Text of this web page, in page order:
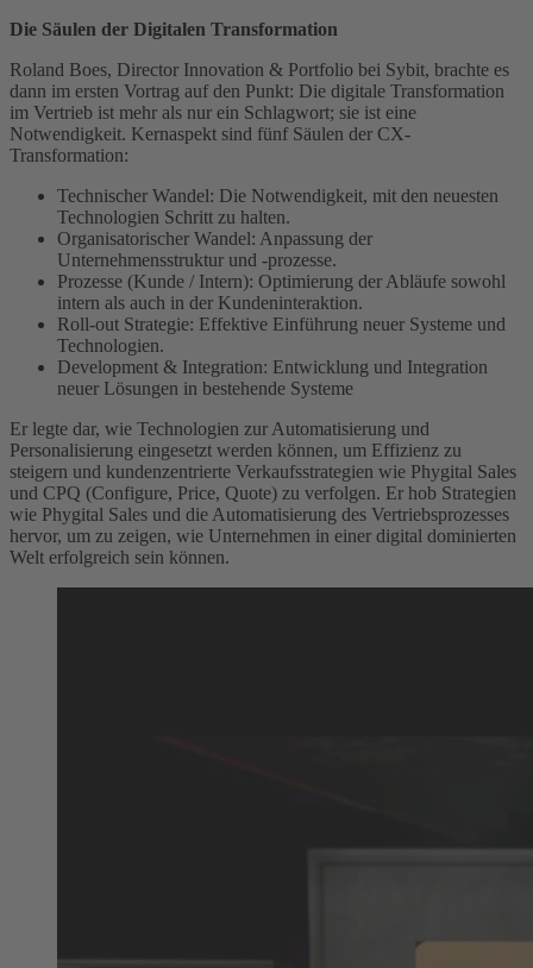
Die Säulen der Digitalen Transformation
Roland Boes, Director Innovation & Portfolio bei Sybit, brachte es
dann im ersten Vortrag auf den Punkt: Die digitale Transformation
im Vertrieb ist mehr als nur ein Schlagwort; sie ist eine
Notwendigkeit. Kernaspekt sind fünf Säulen der CX-
Transformation:
Technischer Wandel: Die Notwendigkeit, mit den neuesten
Technologien Schritt zu halten.
Organisatorischer Wandel: Anpassung der
Unternehmensstruktur und -prozesse.
Prozesse (Kunde / Intern): Optimierung der Abläufe sowohl
intern als auch in der Kundeninteraktion.
Roll-out Strategie: Effektive Einführung neuer Systeme und
Technologien.
Development & Integration: Entwicklung und Integration
neuer Lösungen in bestehende Systeme
Er legte dar, wie Technologien zur Automatisierung und
Personalisierung eingesetzt werden können, um Effizienz zu
steigern und kundenzentrierte Verkaufsstrategien wie Phygital Sales
und CPQ (Configure, Price, Quote) zu verfolgen. Er hob Strategien
wie Phygital Sales und die Automatisierung des Vertriebsprozesses
hervor, um zu zeigen, wie Unternehmen in einer digital dominierten
Welt erfolgreich sein können.